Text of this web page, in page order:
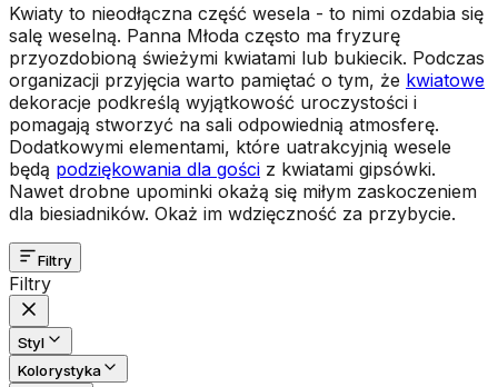
Kwiaty to nieodłączna część wesela - to nimi ozdabia się
salę weselną. Panna Młoda często ma fryzurę
przyozdobioną świeżymi kwiatami lub bukiecik. Podczas
organizacji przyjęcia warto pamiętać o tym, że kwiatowe
dekoracje podkreślą wyjątkowość uroczystości i
pomagają stworzyć na sali odpowiednią atmosferę.
Dodatkowymi elementami, które uatrakcyjnią wesele
będą podziękowania dla gości z kwiatami gipsówki.
Nawet drobne upominki okażą się miłym zaskoczeniem
dla biesiadników. Okaż im wdzięczność za przybycie.
Filtry
Filtry
Styl
Kolorystyka